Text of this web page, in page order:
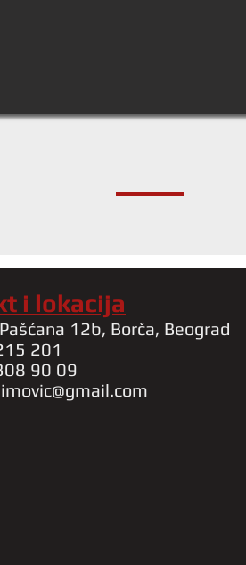
i lokacija
12b, Borča, Beograd
201
90 09